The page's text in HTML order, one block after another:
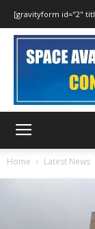
[gravityform id="2"
Home Latest News